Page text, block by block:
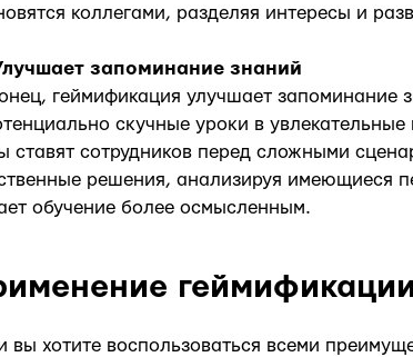
коллегами, разделяя интересы и
запоминание знаний
геймификация улучшает запоминание
скучные уроки в
ставят сотрудников перед сложными
решения, анализируя имеющиеся
обучение более осмысленным.
вы хотите воспользоваться всеми